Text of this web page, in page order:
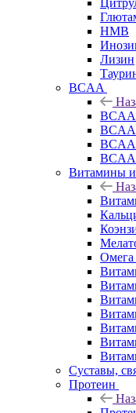
HMB
Лизин
BCAA
BCAA
BCAA
Витамины
Суставы,
Протеин